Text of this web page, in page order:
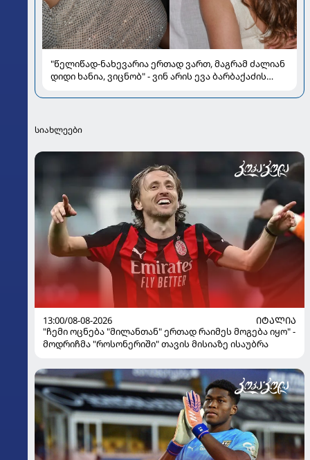
"წელიწად-ნახევარია ერთად ვართ, მაგრამ ძალიან
დიდი ხანია, ვიცნობ" - ვინ არის ევა ბარბაქაძის
სიახლეები
13:00/08-08-2026
ᲘᲢᲐᲚᲘᲐ
"ჩემი ოცნება "მილანთან" ერთად რაიმეს მოგება იყო" -
მოდრიჩმა "როსონერიში" თავის მისიაზე ისაუბრა